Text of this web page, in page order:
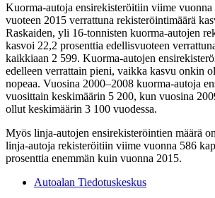
Kuorma-autoja ensirekisteröitiin viime vuonna
vuoteen 2015 verrattuna rekisteröintimäärä
Raskaiden, yli 16-tonnisten kuorma-autojen
kasvoi 22,2 prosenttia edellisvuoteen
kaikkiaan 2 599. Kuorma-autojen
edelleen verrattain pieni, vaikka kasvu onkin
nopeaa. Vuosina 2000–2008 kuorma-autoja
vuosittain keskimäärin 5 200, kun vuosina
ollut keskimäärin 3 100 vuodessa.
Myös linja-autojen ensirekisteröintien määrä
linja-autoja rekisteröitiin viime vuonna 586
prosenttia enemmän kuin vuonna 2015.
Autoalan Tiedotuskeskus